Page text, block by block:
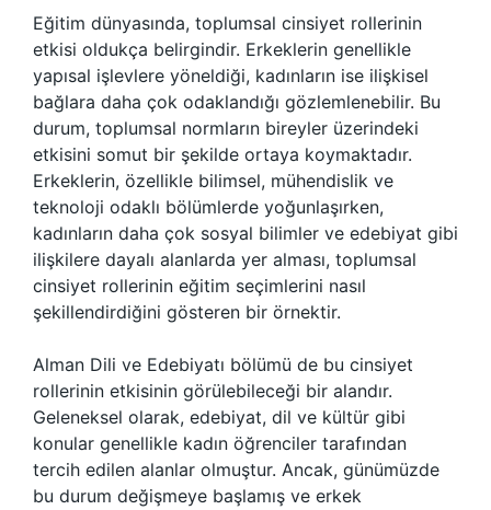
Eğitim dünyasında, toplumsal cinsiyet rollerinin
etkisi oldukça belirgindir. Erkeklerin genellikle
yapısal işlevlere yöneldiği, kadınların ise ilişkisel
bağlara daha çok odaklandığı gözlemlenebilir. Bu
durum, toplumsal normların bireyler üzerindeki
etkisini somut bir şekilde ortaya koymaktadır.
Erkeklerin, özellikle bilimsel, mühendislik ve
teknoloji odaklı bölümlerde yoğunlaşırken,
kadınların daha çok sosyal bilimler ve edebiyat gibi
ilişkilere dayalı alanlarda yer alması, toplumsal
cinsiyet rollerinin eğitim seçimlerini nasıl
şekillendirdiğini gösteren bir örnektir.
Alman Dili ve Edebiyatı bölümü de bu cinsiyet
rollerinin etkisinin görülebileceği bir alandır.
Geleneksel olarak, edebiyat, dil ve kültür gibi
konular genellikle kadın öğrenciler tarafından
tercih edilen alanlar olmuştur. Ancak, günümüzde
bu durum değişmeye başlamış ve erkek